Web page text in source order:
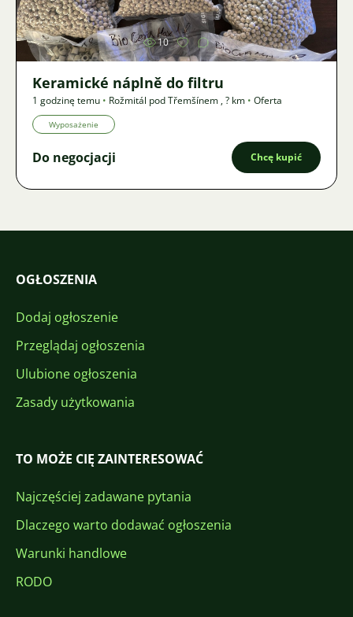
10
Keramické náplně do filtru
1 godzinę temu • Rožmitál pod Třemšínem ,? km • Oferta
Wyposażenie
Do negocjacji Chcę kupić
OGŁOSZENIA
Dodaj ogłoszenie
Przeglądaj ogłoszenia
Ulubione ogłoszenia
Zasady użytkowania
TO MOŻE CIĘ ZAINTERESOWAĆ
Najczęściej zadawane pytania
Dlaczego warto dodawać ogłoszenia
Warunki handlowe
RODO